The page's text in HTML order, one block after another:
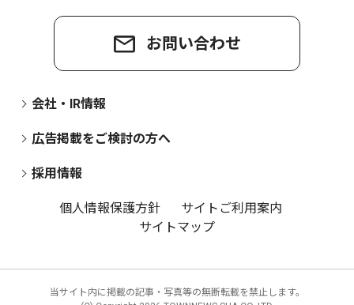
お問い合わせ
会社・IR情報
広告掲載をご検討の方へ
採用情報
個人情報保護方針
サイトご利用案内
サイトマップ
当サイト内に掲載の記事・写真等の無断転載を禁止します。